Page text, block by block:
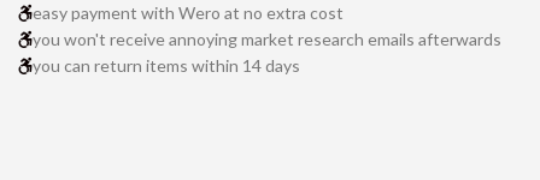
easy payment with Wero at no extra cost
you won't receive annoying market research emails afterwards
you can return items within 14 days